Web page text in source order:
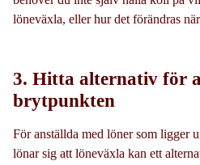
löneväxla, eller hur det förändras
3. Hitta alternativ för
brytpunkten
För anställda med löner som ligger
lönar sig att löneväxla kan ett